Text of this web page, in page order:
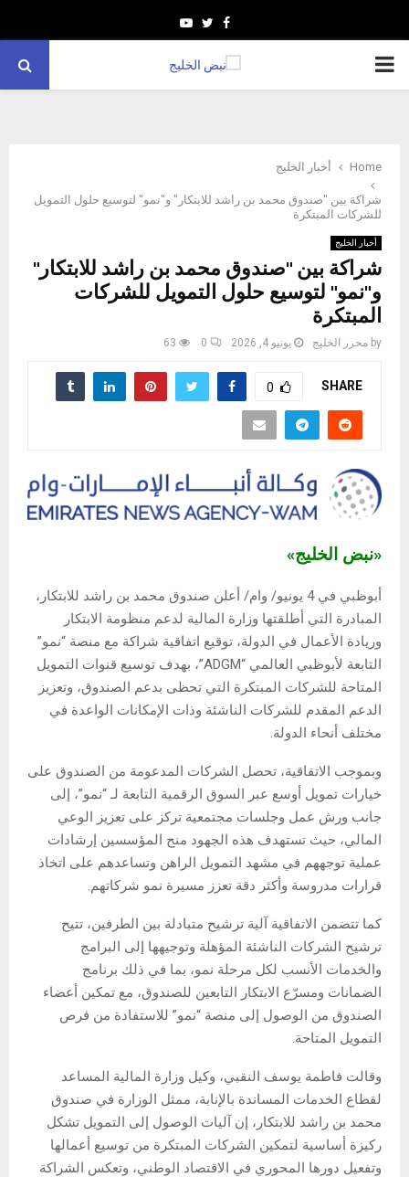
Facebook
Twitter
Youtube
PRIMARY
Home أخبار الخليج
شراكة بين "صندوق محمد بن راشد للابتكار" و"نمو" لتوسيع حلول التمويل
للشركات المبتكرة
أخبار الخليج
شراكة بين "صندوق محمد بن راشد للابتكار"
و"نمو" لتوسيع حلول التمويل للشركات
المبتكرة
by محرر الخليج يونيو 4, 2026 0
63
SHARE
0
«نبض الخليج»
أبوظبي في 4 يونيو/ وام/ أعلن صندوق محمد بن راشد للابتكار،
المبادرة التي أطلقتها وزارة المالية لدعم منظومة الابتكار
وريادة الأعمال في الدولة، توقيع اتفاقية شراكة مع منصة “نمو”
التابعة لأبوظبي العالمي “ADGM”، بهدف توسيع قنوات التمويل
المتاحة للشركات المبتكرة التي تحظى بدعم الصندوق، وتعزيز
الدعم المقدم للشركات الناشئة وذات الإمكانات الواعدة في
مختلف أنحاء الدولة.
وبموجب الاتفاقية، تحصل الشركات المدعومة من الصندوق على
خيارات تمويل أوسع عبر السوق الرقمية التابعة لـ “نمو”، إلى
جانب ورش عمل وجلسات مجتمعية تركز على تعزيز الوعي
المالي، حيث تستهدف هذه الجهود منح المؤسسين إرشادات
عملية توجههم في مشهد التمويل الراهن وتساعدهم على اتخاذ
قرارات مدروسة وأكثر دقة تعزز مسيرة نمو شركاتهم.
كما تتضمن الاتفاقية آلية ترشيح متبادلة بين الطرفين، تتيح
ترشيح الشركات الناشئة المؤهلة وتوجيهها إلى البرامج
والخدمات الأنسب لكل مرحلة نمو، بما في ذلك برنامج
الضمانات ومسرّع الابتكار التابعين للصندوق، مع تمكين أعضاء
الصندوق من الوصول إلى منصة “نمو” للاستفادة من فرص
التمويل المتاحة.
وقالت فاطمة يوسف النقبي، وكيل وزارة المالية المساعد
لقطاع الخدمات المساندة بالإنابة، ممثل الوزارة في صندوق
محمد بن راشد للابتكار، إن آليات الوصول إلى التمويل تشكل
ركيزة أساسية لتمكين الشركات المبتكرة من توسيع أعمالها
وتفعيل دورها المحوري في الاقتصاد الوطني، وتعكس الشراكة